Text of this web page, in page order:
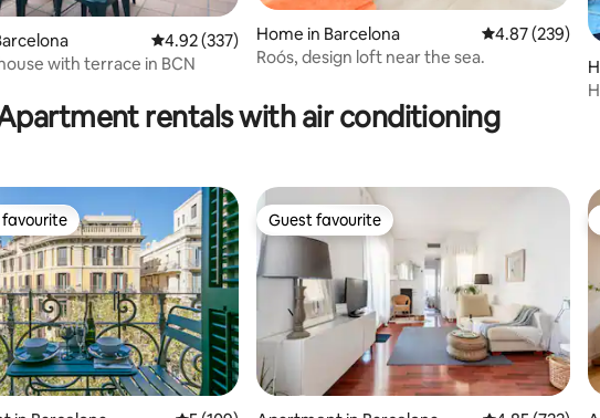
166 reviews
4.92 out of 5 average rating, 337 reviews
4.92 (337)
with terrace in BCN
Home in Barcelona 4.87 out of 5
4.87 (239)
Roós, design loft near the sea.
rentals with air conditioning
favourite Guest favourite
Guest favourite